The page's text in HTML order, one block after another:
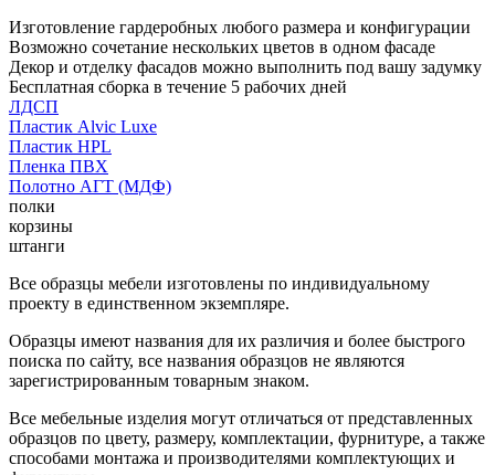
Изготовление гардеробных любого размера и конфигурации
Возможно сочетание нескольких цветов в одном фасаде
Декор и отделку фасадов можно выполнить под вашу задумку
Бесплатная сборка в течение 5 рабочих дней
ЛДСП
Пластик Alvic Luxe
Пластик HPL
Пленка ПВХ
Полотно АГТ (МДФ)
полки
корзины
штанги
Все образцы мебели изготовлены по индивидуальному
проекту в единственном экземпляре.
Образцы имеют названия для их различия и более быстрого
поиска по сайту, все названия образцов не являются
зарегистрированным товарным знаком.
Все мебельные изделия могут отличаться от представленных
образцов по цвету, размеру, комплектации, фурнитуре, а также
способами монтажа и производителями комплектующих и